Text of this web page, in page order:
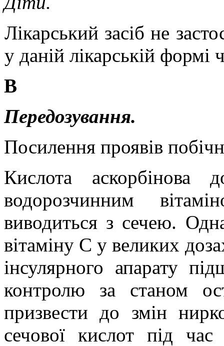
Лікарський засіб не
у даній лікарській формі
В
Передозування.
Посилення проявів
Кислота аскорбінова
водорозчинним
виводиться з сечею.
вітаміну С у великих
інсулярного апарату
контролю за станом
призвести до змін
сечової кислот під